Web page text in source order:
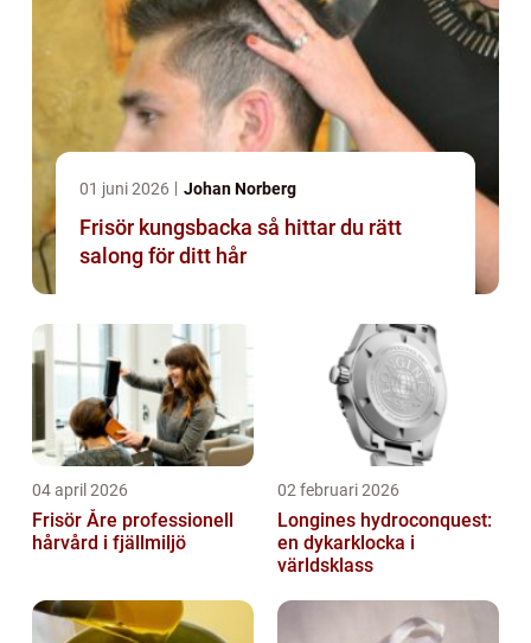
01 juni 2026 Johan Norberg
Frisör kungsbacka så hittar du rätt
salong för ditt hår
04 april 2026
Frisör Åre professionell
hårvård i fjällmiljö
02 februari 2026
Longines hydroconquest:
en dykarklocka i
världsklass